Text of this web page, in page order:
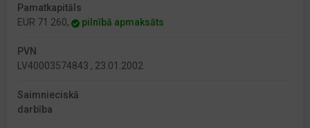
Pamatkapitāls
EUR 71 260,
pilnībā apmaksāts
PVN
LV40003574843 , 23.01.2002
Saimnieciskā
darbība